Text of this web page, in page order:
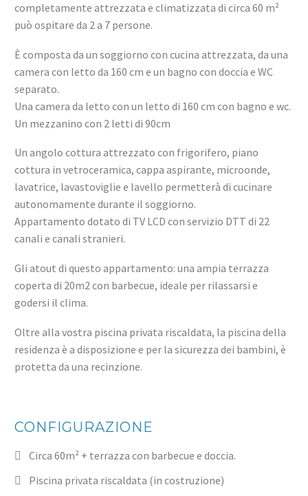
completamente attrezzata e climatizzata di circa 60 m²
può ospitare da 2 a 7 persone.
È composta da un soggiorno con cucina attrezzata, da una
camera con letto da 160 cm e un bagno con doccia e WC
separato.
Una camera da letto con un letto di 160 cm con bagno e wc.
Un mezzanino con 2 letti di 90cm
Un angolo cottura attrezzato con frigorifero, piano
cottura in vetroceramica, cappa aspirante, microonde,
lavatrice, lavastoviglie e lavello permetterà di cucinare
autonomamente durante il soggiorno.
Appartamento dotato di TV LCD con servizio DTT di 22
canali e canali stranieri.
Gli atout di questo appartamento: una ampia terrazza
coperta di 20m2 con barbecue, ideale per rilassarsi e
godersi il clima.
Oltre alla vostra piscina privata riscaldata, la piscina della
residenza è a disposizione e per la sicurezza dei bambini, è
protetta da una recinzione.
CONFIGURAZIONE
Circa 60m² + terrazza con barbecue e doccia.
Piscina privata riscaldata (in costruzione)